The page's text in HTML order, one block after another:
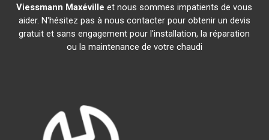
Viessmann Maxéville et nous sommes impatients de vous
aider. N'hésitez pas à nous contacter pour obtenir un devis
gratuit et sans engagement pour l'installation, la réparation
ou la maintenance de votre chaudi